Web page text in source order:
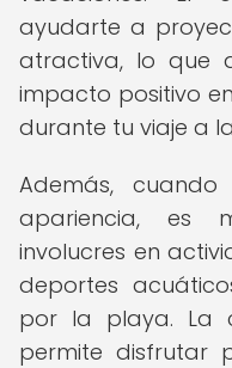
ayudarte a
atractiva, lo que
impacto positivo
durante tu viaje a
Además,
apariencia, es
involucres en
deportes
por la playa. La
permite disfrutar